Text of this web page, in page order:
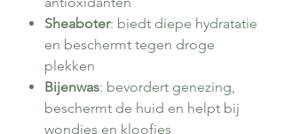
Sheaboter: biedt diepe hydratatie
en beschermt tegen droge
plekken
Bijenwas: bevordert genezing,
beschermt de huid en helpt bij
wondjes en kloofjes